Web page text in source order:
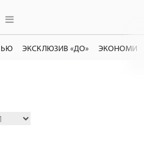
ЭКСКЛЮЗИВ «ДО»